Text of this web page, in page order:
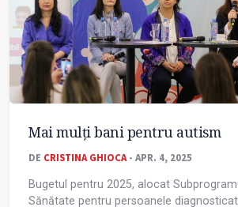
Mai mulți bani pentru autism
DE CRISTINA GHIOCA- APR. 4, 2025
Bugetul pentru 2025, alocat
Sănătate pentru persoanele